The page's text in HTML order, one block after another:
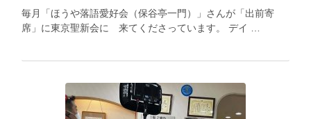
毎月「ほうや落語愛好会（保谷亭一門）」さんが「出前寄
席」に東京聖新会に 来てくださっています。 デイ …